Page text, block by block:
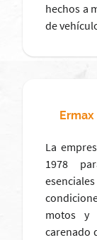
hechos a
de
Ermax
La
1978
motos y
carenado